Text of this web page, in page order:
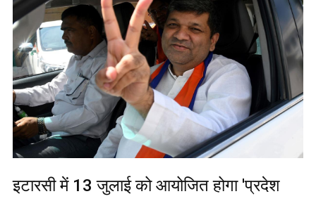
इटारसी में 13 जुलाई को आयोजित होगा 'प्रदेश